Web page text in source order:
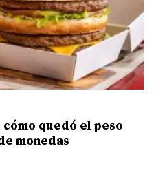
quedó el peso
monedas